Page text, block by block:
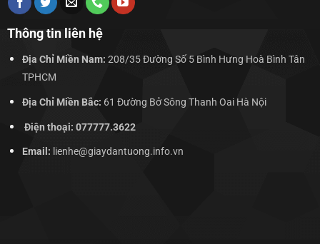
Thông tin liên hệ
Địa Chỉ Miền Nam: 208/35 Đường Số 5 Bình Hưng Hoà Bình Tân
TPHCM
Địa Chỉ Miền Bắc: 61 Đường Bở Sông Thanh Oai Hà Nội
Điện thoại: 077777.3622
Email: lienhe@giaydantuong.info.vn